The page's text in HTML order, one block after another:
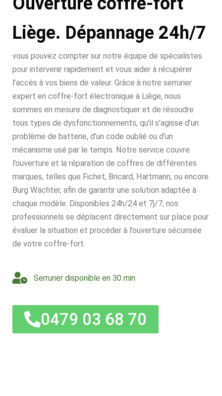
Liège. Dépannage 24h/7
vous pouvez compter sur notre équipe de spécialistes
pour intervenir rapidement et vous aider à récupérer
l’accès à vos biens de valeur. Grâce à notre serrurier
expert en coffre-fort électronique à Liège, nous
sommes en mesure de diagnostiquer et de résoudre
tous types de dysfonctionnements, qu’il s’agisse d’un
problème de batterie, d’un code oublié ou d’un
mécanisme usé par le temps. Notre service couvre
l’ouverture et la réparation de coffres de différentes
marques, telles que Fichet, Bricard, Hartmann, ou encore
Burg Wächter, afin de garantir une solution adaptée à
chaque modèle. Disponibles 24h/24 et 7j/7, nos
professionnels se déplacent directement sur place pour
évaluer la situation et procéder à l’ouverture sécurisée
de votre coffre-fort.
Serrurier disponible en 30 min
0479 03 68 70